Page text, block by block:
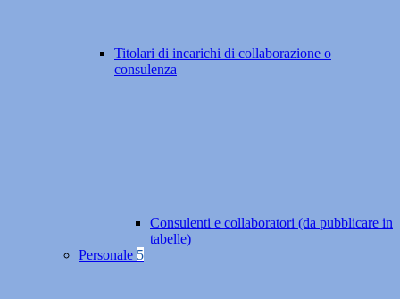
Titolari di incarichi di collaborazione o
consulenza
Consulenti e collaboratori (da pubblicare in
tabelle)
Personale 5